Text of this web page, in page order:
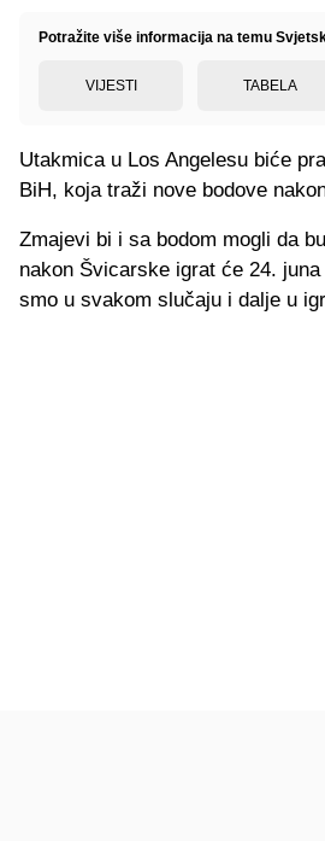
Potražite više informacija na temu
VIJESTI TABELA
Utakmica u Los Angelesu biće
BiH, koja traži nove bodove
Zmajevi bi i sa bodom mogli da
nakon Švicarske igrat će 24.
smo u svakom slučaju i dalje u